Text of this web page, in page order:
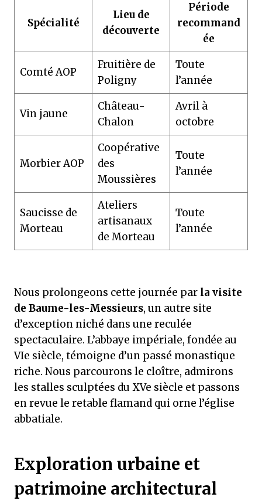
Spécialité
Lieu de
découverte
Période
recommand
ée
Comté AOP
Fruitière de
Poligny
Toute
l’année
Vin jaune
Château-
Chalon
Avril à
octobre
Morbier AOP
Coopérative
des
Moussières
Toute
l’année
Saucisse de
Morteau
Ateliers
artisanaux
de Morteau
Toute
l’année
Nous prolongeons cette journée par la visite
de Baume-les-Messieurs, un autre site
d’exception niché dans une reculée
spectaculaire. L’abbaye impériale, fondée au
VIe siècle, témoigne d’un passé monastique
riche. Nous parcourons le cloître, admirons
les stalles sculptées du XVe siècle et passons
en revue le retable flamand qui orne l’église
abbatiale.
Exploration urbaine et
patrimoine architectural